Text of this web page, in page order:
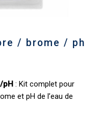
/ brome / ph
pH: Kit complet pour
et pH de l’eau de